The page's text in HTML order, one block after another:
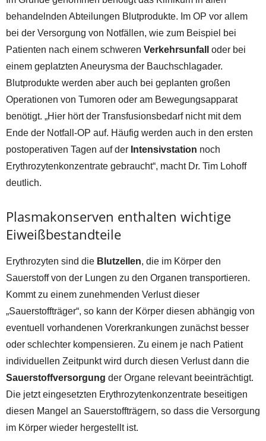
behandelnden Abteilungen Blutprodukte. Im OP vor allem
bei der Versorgung von Notfällen, wie zum Beispiel bei
Patienten nach einem schweren Verkehrsunfall
oder bei
einem geplatzten Aneurysma der Bauchschlagader.
Blutprodukte werden aber auch bei geplanten großen
Operationen von Tumoren oder am Bewegungsapparat
benötigt. „Hier hört der Transfusionsbedarf nicht mit dem
Ende der Notfall-OP auf. Häufig werden auch in den ersten
postoperativen Tagen auf der Intensivstation noch
Erythrozytenkonzentrate gebraucht“, macht Dr. Tim Lohoff
deutlich.
Plasmakonserven enthalten wichtige
Eiweißbestandteile
Erythrozyten sind die Blutzellen, die im Körper den
Sauerstoff von der Lungen zu den Organen transportieren.
Kommt zu einem zunehmenden Verlust dieser
„Sauerstoffträger“, so kann der Körper diesen abhängig von
eventuell vorhandenen Vorerkrankungen zunächst besser
oder schlechter kompensieren. Zu einem je nach Patient
individuellen Zeitpunkt wird durch diesen Verlust dann die
Sauerstoffversorgung der Organe relevant beeinträchtigt.
Die jetzt eingesetzten Erythrozytenkonzentrate beseitigen
diesen Mangel an Sauerstoffträgern, so dass die Versorgung
im Körper wieder hergestellt ist.